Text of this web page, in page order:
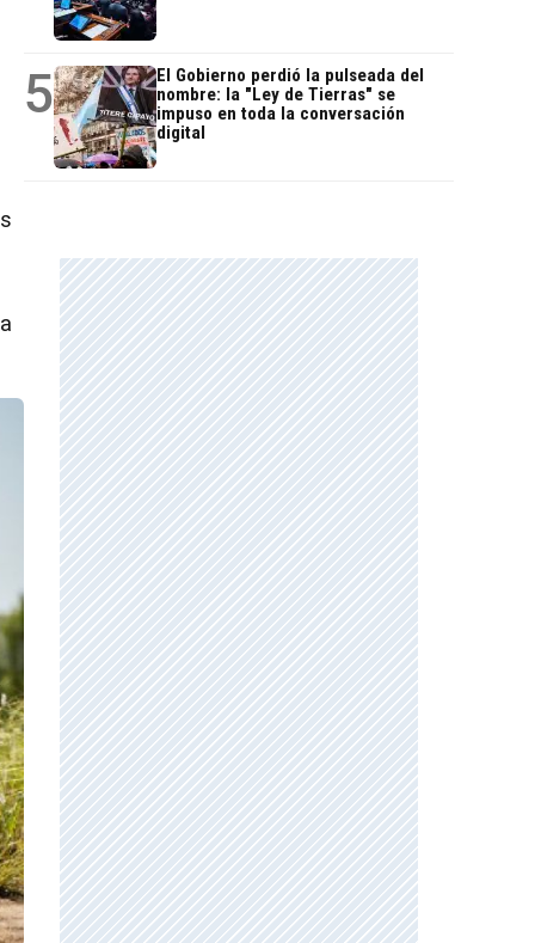
5
El Gobierno perdió la pulseada del
nombre: la "Ley de Tierras" se
impuso en toda la conversación
digital